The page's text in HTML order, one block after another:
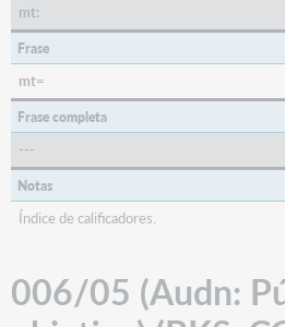
Tipo
de
material)
(VIS)
006/16
(Biog:
(BKS)
006/17
(Tech:
006/16
(Biog:
mt:
Frase
mt=
Frase completa
---
Notas
Índice de calificadores.
006/05 (Audn: